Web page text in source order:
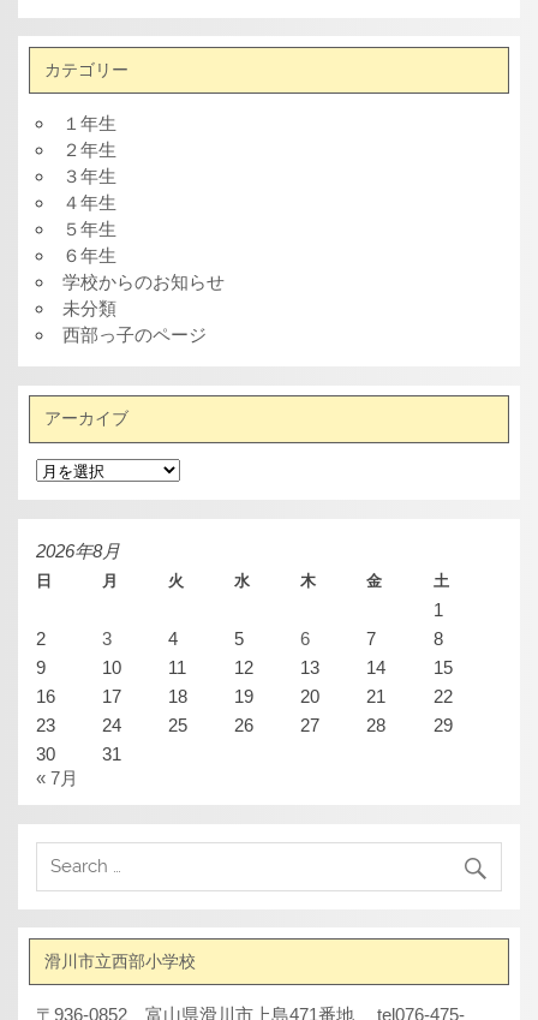
カテゴリー
１年生
２年生
３年生
４年生
５年生
６年生
学校からのお知らせ
未分類
西部っ子のページ
アーカイブ
ア
ー
カ
イ
2026年8月
日 月 火 水 木 金 土
1
2
3 4 5 6 7
8
9
10 11 12 13 14
15
16
17 18 19 20 21
22
23
24 25 26 27 28
29
30
31
« 7月
滑川市立西部小学校
〒936-0852 富山県滑川市上島471番地 tel076-475-